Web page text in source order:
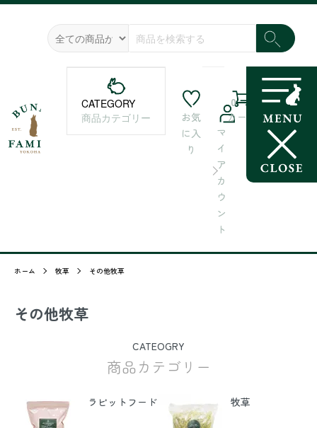
CATEGORY
商品カテゴリー
お気
に入
り
マ
イ
ア
カ
ウ
ン
ト
カート
0
ホーム 牧草 その他牧草
その他牧草
CATEOGRY
商品カテゴリー
ラビットフード 牧草